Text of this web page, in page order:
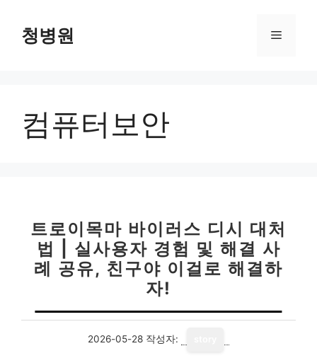
청병원 메
컴퓨터보안
트로이목마 바이러스 디시 대처
법 | 실사용자 경험 및 해결 사
례 공유, 친구야 이걸로 해결하
자!
2026-05-28 작성자: